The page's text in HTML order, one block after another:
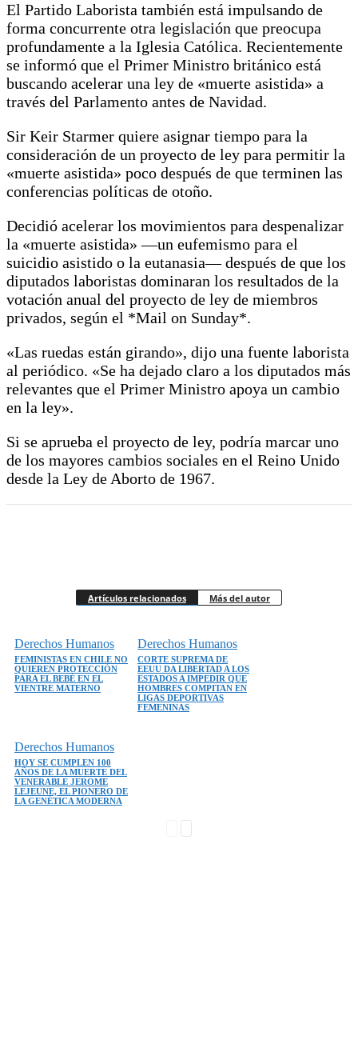
El Partido Laborista también está impulsando de
forma concurrente otra legislación que preocupa
profundamente a la Iglesia Católica. Recientemente
se informó que el Primer Ministro británico está
buscando acelerar una ley de «muerte asistida» a
través del Parlamento antes de Navidad.
Sir Keir Starmer quiere asignar tiempo para la
consideración de un proyecto de ley para permitir la
«muerte asistida» poco después de que terminen las
conferencias políticas de otoño.
Decidió acelerar los movimientos para despenalizar
la «muerte asistida» —un eufemismo para el
suicidio asistido o la eutanasia— después de que los
diputados laboristas dominaran los resultados de la
votación anual del proyecto de ley de miembros
privados, según el *Mail on Sunday*.
«Las ruedas están girando», dijo una fuente laborista
al periódico. «Se ha dejado claro a los diputados más
relevantes que el Primer Ministro apoya un cambio
en la ley».
Si se aprueba el proyecto de ley, podría marcar uno
de los mayores cambios sociales en el Reino Unido
desde la Ley de Aborto de 1967.
Artículos relacionados Más del autor
Derechos Humanos
FEMINISTAS EN CHILE NO
QUIEREN PROTECCIÓN
PARA EL BEBÉ EN EL
VIENTRE MATERNO
Derechos Humanos
CORTE SUPREMA DE
EEUU DA LIBERTAD A LOS
ESTADOS A IMPEDIR QUE
HOMBRES COMPITAN EN
LIGAS DEPORTIVAS
FEMENINAS
Derechos Humanos
HOY SE CUMPLEN 100
AÑOS DE LA MUERTE DEL
VENERABLE JEROME
LEJEUNE, EL PIONERO DE
LA GENÉTICA MODERNA